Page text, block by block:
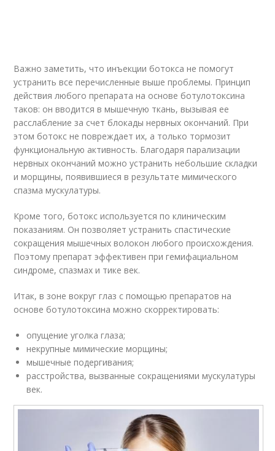
Важно заметить, что инъекции ботокса не помогут
устранить все перечисленные выше проблемы. Принцип
действия любого препарата на основе ботулотоксина
таков: он вводится в мышечную ткань, вызывая ее
расслабление за счет блокады нервных окончаний. При
этом ботокс не повреждает их, а только тормозит
функциональную активность. Благодаря парализации
нервных окончаний можно устранить небольшие складки
и морщины, появившиеся в результате мимического
спазма мускулатуры.
Кроме того, ботокс используется по клиническим
показаниям. Он позволяет устранить спастические
сокращения мышечных волокон любого происхождения.
Поэтому препарат эффективен при гемифациальном
синдроме, спазмах и тике век.
Итак, в зоне вокруг глаз с помощью препаратов на
основе ботулотоксина можно скорректировать:
опущение уголка глаза;
некрупные мимические морщины;
мышечные подергивания;
расстройства, вызванные сокращениями мускулатуры
век.